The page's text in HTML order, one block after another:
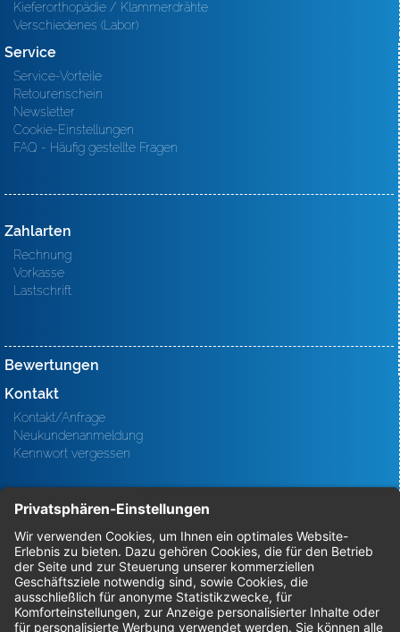
Kieferorthopädie / Klammerdrähte
Verschiedenes (Labor)
Service
Service-Vorteile
Retourenschein
Newsletter
Cookie-Einstellungen
FAQ - Häufig gestellte Fragen
Zahlarten
Rechnung
Vorkasse
Lastschrift
Bewertungen
Kontakt
Kontakt/Anfrage
Neukundenanmeldung
Kennwort vergessen
Bestellungen
Sendung verfolgen